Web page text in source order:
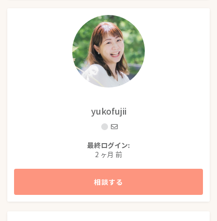
yukofujii
最終ログイン:
2 ヶ月 前
相談する